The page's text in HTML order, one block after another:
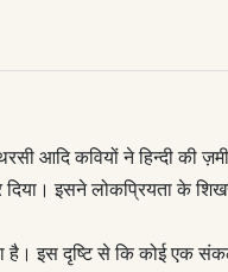
का प्रतिनिधित्व
संवेदना की इस
आदि कवियों ने हिन्दी की
इसने लोकप्रियता के शिखर
इस दृष्टि से कि कोई एक